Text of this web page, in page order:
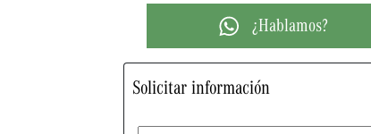
¿Hablamos?
Solicitar información